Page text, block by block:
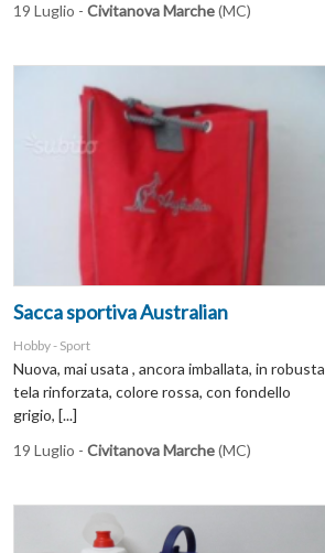
19 Luglio - Civitanova Marche(MC)
Sacca sportiva Australian
Hobby - Sport
Nuova, mai usata , ancora imballata, in robusta
tela rinforzata, colore rossa, con fondello
grigio, [...]
19 Luglio - Civitanova Marche(MC)